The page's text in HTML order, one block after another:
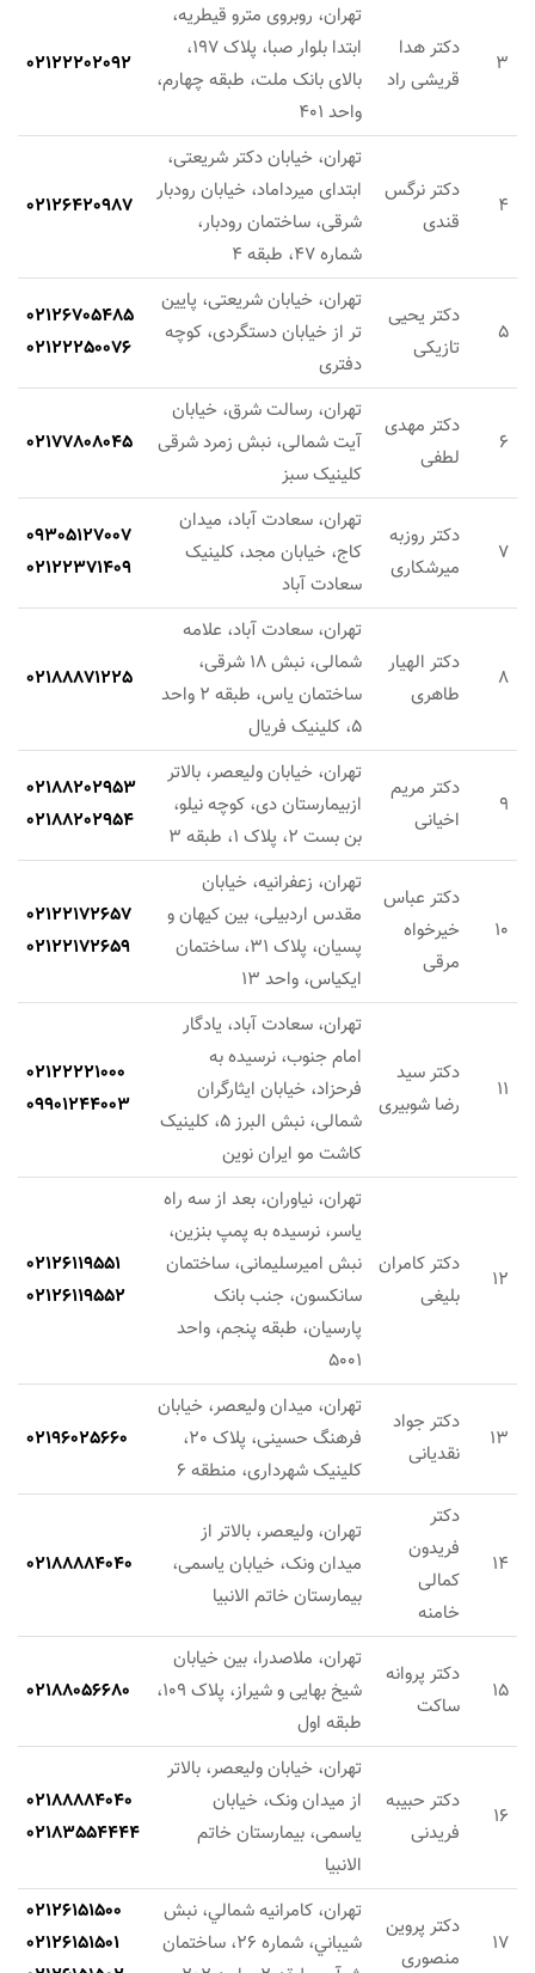
3
دکتر هدا
قریشی راد
تهران، روبروی مترو قیطریه،
ابتدا بلوار صبا، پلاک 197،
بالای بانک ملت، طبقه چهارم،
واحد 401
02122202092
4
دکتر نرگس
قندی
تهران، خیابان دکتر شریعتی،
ابتدای میرداماد، خیابان رودبار
شرقی، ساختمان رودبار،
شماره 47، طبقه 4
02126420987
5
دکتر یحیی
تازیکی
تهران، خیابان شریعتی، پایین
تر از خیابان دستگردی، کوچه
دفتری
02126705485
02122250076
6
دکتر مهدی
لطفی
تهران، رسالت شرق، خیابان
آیت شمالی، نبش زمرد شرقی
کلینیک سبز
02177808045
7
دکتر روزبه
میرشکاری
تهران، سعادت آباد، میدان
کاج، خیابان مجد، کلینیک
سعادت آباد
09305127007
02122371409
8
دکتر الهیار
طاهری
تهران، سعادت آباد، علامه
شمالی، نبش 18 شرقی،
ساختمان یاس، طبقه 2 واحد
5، کلینیک فریال
02188871225
9
دکتر مریم
اخیانی
تهران، خیابان ولیعصر، بالاتر
ازبیمارستان دی، کوچه نیلو،
بن بست 2، پلاک 1، طبقه 3
02188202953
02188202954
10
دکتر عباس
خیرخواه
مرقی
تهران، زعفرانيه، خیابان
مقدس اردبیلی، بين كيهان و
پسيان، پلاک 31، ساختمان
ايكياس، واحد 13
02122172657
02122172659
11
دکتر سید
رضا شوبیری
تهران، سعادت آباد، یادگار
امام جنوب، نرسیده به
فرحزاد، خیابان ایثارگران
شمالی، نبش البرز 5، کلینیک
کاشت مو ایران نوین
02122221000
09901244003
12
دکتر کامران
بلیغی
تهران، نیاوران، بعد از سه راه
یاسر، نرسیده به پمپ بنزین،
نبش امیرسلیمانی، ساختمان
سانکسون، جنب بانک
پارسیان، طبقه پنجم، واحد
5001
02126119551
02126119552
13
دکتر جواد
نقدیانی
تهران، میدان ولیعصر، خیابان
فرهنگ حسینی، پلاک 20،
کلینیک شهرداری، منطقه 6
02196025660
14
دکتر
فریدون
کمالی
خامنه
تهران، ولیعصر، بالاتر از
میدان ونک، خیابان یاسمی،
بیمارستان خاتم الانبیا
02188884040
15
دکتر پروانه
ساکت
تهران، ملاصدرا، بین خیابان
شیخ بهایی و شیراز، پلاک 109،
طبقه اول
02188056680
16
دکتر حبیبه
فریدنی
تهران، خیابان ولیعصر، بالاتر
از میدان ونک، خیابان
یاسمی، بیمارستان خاتم
الانبیا
02188884040
02183554444
17
دکتر پروین
منصوری
تهران، كامرانيه شمالي، نبش
شيباني، شماره 26، ساختمان
02126151500
02126151501